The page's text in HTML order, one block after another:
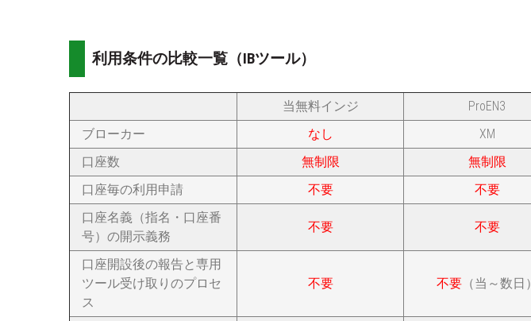
利用条件の比較一覧（IBツール）
当無料インジ ProEN3
ブローカー
なし XM
口座数
無制限 無制限
口座毎の利用申請
不要 不要
口座名義（指名・口座番
号）の開示義務
不要 不要
口座開設後の報告と専用
ツール受け取りのプロセ
ス
不要 不要（当～数日）